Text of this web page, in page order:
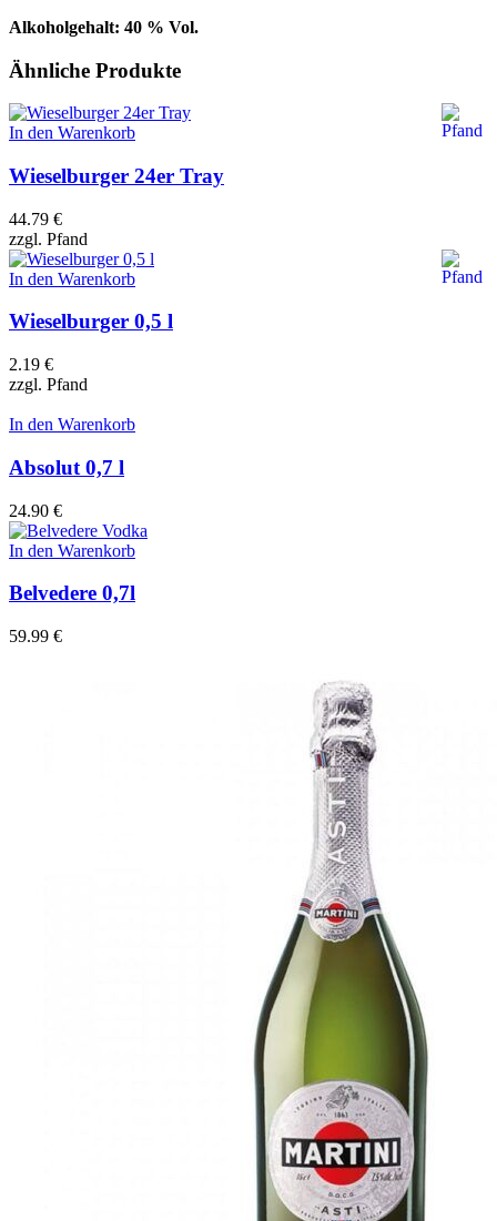
Alkoholgehalt: 40 % Vol.
Ähnliche Produkte
In den Warenkorb
Wieselburger 24er Tray
44.79 €
zzgl. Pfand
In den Warenkorb
Wieselburger 0,5 l
2.19 €
zzgl. Pfand
In den Warenkorb
Absolut 0,7 l
24.90 €
In den Warenkorb
Belvedere 0,7l
59.99 €